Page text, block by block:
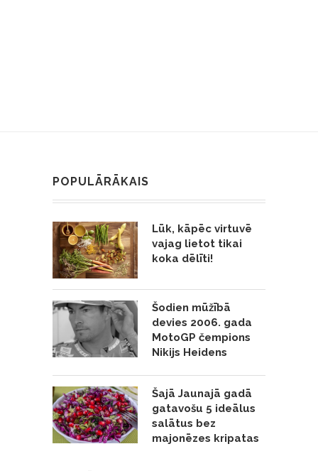
POPULĀRĀKAIS
Lūk, kāpēc virtuvē
vajag lietot tikai
koka dēlīti!
Šodien mūžībā
devies 2006. gada
MotoGP čempions
Nikijs Heidens
Šajā Jaunajā gadā
gatavošu 5 ideālus
salātus bez
majonēzes kripatas